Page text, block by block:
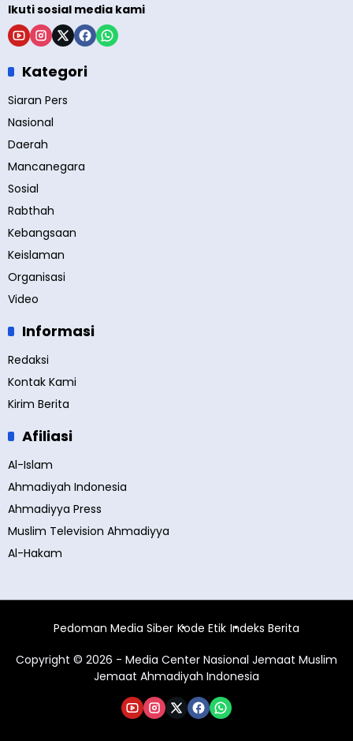
Ikuti sosial media kami
Kategori
Siaran Pers
Nasional
Daerah
Mancanegara
Sosial
Rabthah
Kebangsaan
Keislaman
Organisasi
Video
Informasi
Redaksi
Kontak Kami
Kirim Berita
Afiliasi
Al-Islam
Ahmadiyah Indonesia
Ahmadiyya Press
Muslim Television Ahmadiyya
Al-Hakam
Pedoman Media Siber Kode Etik Indeks Berita
Copyright © 2026 - Media Center Nasional Jemaat Muslim
Jemaat Ahmadiyah Indonesia